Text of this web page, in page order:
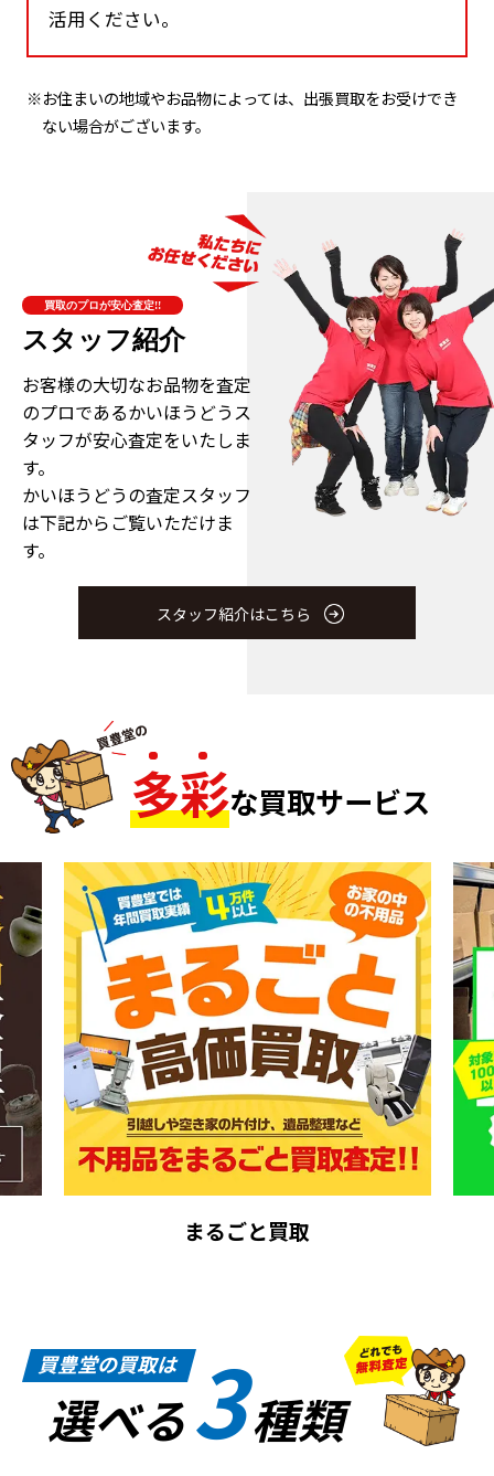
活用ください。
※お住まいの地域やお品物によっては、出張買取をお受けでき
ない場合がございます。
買取のプロが安心査定!!
スタッフ紹介
お客様の大切なお品物を査定
のプロであるかいほうどうス
タッフが安心査定をいたしま
す。
かいほうどうの査定スタッフ
は下記からご覧いただけま
す。
スタッフ紹介はこちら
多彩な買取サービス
まるごと買取
買豊堂の買取は
選べる3種類